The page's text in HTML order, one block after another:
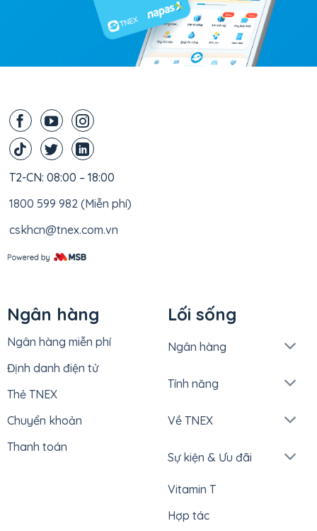
T2-CN: 08:00 – 18:00
1800 599 982 (Miễn phí)
cskhcn@tnex.com.vn
Ngân hàng
Ngân hàng miễn phí
Định danh điện tử
Thẻ TNEX
Chuyển khoản
Thanh toán
Lối sống
Ngân hàng
Tính năng
Về TNEX
Sự kiện & Ưu đãi
Vitamin T
Hợp tác